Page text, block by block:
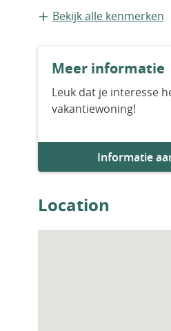
Appartement
Bestaande bouw
Bouwjaar
Aantal slaapkamers
Aantal badkamers
Bekijk alle kenmerken
Meer informatie
Leuk dat je interesse
vakantiewoning!
Informatie
Location